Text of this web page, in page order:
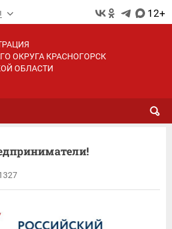
12+
ОКРУГА КРАСНОГОРСК
ОБЛАСТИ